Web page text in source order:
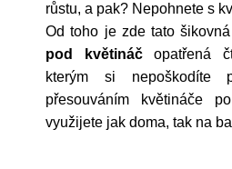
růstu, a pak? Nepohnete s
Od toho je zde tato šikovná
pod květináčopatřená
kterým si nepoškodíte
přesouváním květináče
využijete jak doma, tak na